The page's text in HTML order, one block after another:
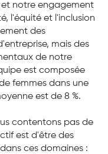
et notre engagement
l'équité et l'inclusion
des
mais des
de notre
est composée
femmes dans une
est de 8 %.
contentons pas de
est d'être des
ces domaines :